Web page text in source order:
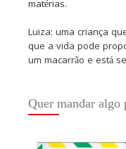
matérias.
Luiza: uma criança
que a vida pode
um macarrão e está
Quer mandar algo